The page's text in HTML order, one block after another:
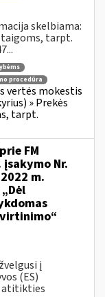
skelbiama:
tarpt.
procedūra
vertės mokestis
» Prekės
tarpt.
FM
Nr.
m.
į
(ES)
atitikties